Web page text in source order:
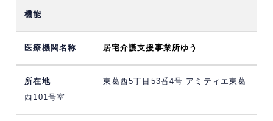
居宅介護支援事業所ゆう
東葛西5丁目53番4号 アミティエ東葛
西101号室